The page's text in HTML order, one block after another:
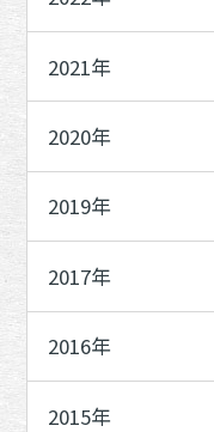
2021年
2020年
2019年
2017年
2016年
2015年